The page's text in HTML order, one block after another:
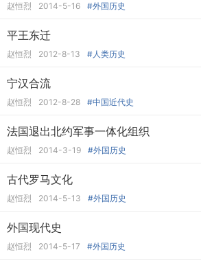
赵恒烈 2014-5-16 #外国历史
平王东迁
赵恒烈 2012-8-13 #人类历史
宁汉合流
赵恒烈 2012-8-28 #中国近代史
法国退出北约军事一体化组织
赵恒烈 2014-3-19 #外国历史
古代罗马文化
赵恒烈 2014-5-13 #外国历史
外国现代史
赵恒烈 2014-5-17 #外国历史